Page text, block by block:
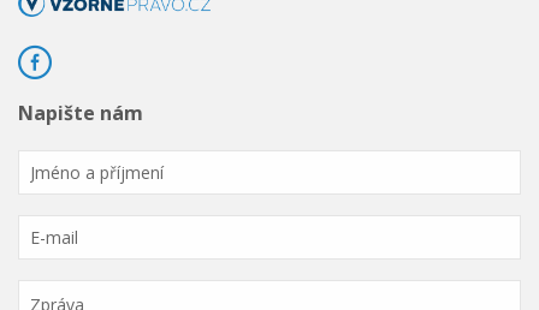
Napište nám